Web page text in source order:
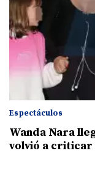
Espectáculos
Wanda Nara
volvió a